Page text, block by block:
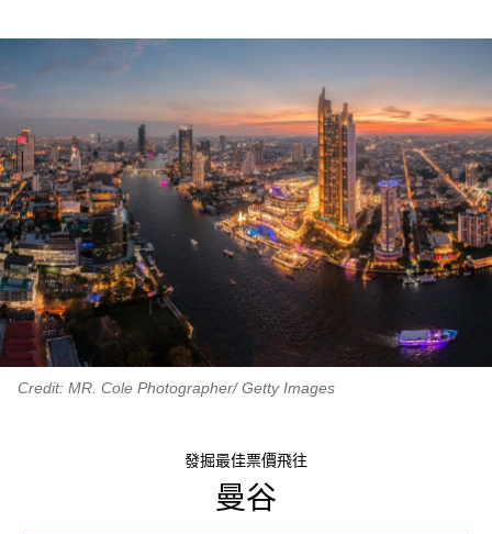
Credit: MR. Cole Photographer/ Getty Images
發掘最佳票價飛往
曼谷